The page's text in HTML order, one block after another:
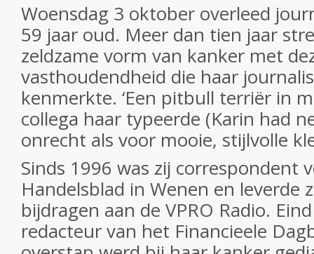
Woensdag 3 oktober overleed
59 jaar oud. Meer dan tien jaar
zeldzame vorm van kanker met
vasthoudendheid die haar
kenmerkte. ‘Een pitbull terriër in
collega haar typeerde (Karin had
onrecht als voor mooie, stijlvolle
Sinds 1996 was zij correspondent
Handelsblad in Wenen en leverde
bijdragen aan de VPRO Radio.
redacteur van het Financieele